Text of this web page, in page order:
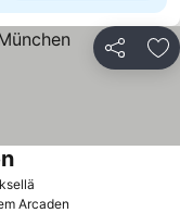
Jaa
Katso hinnat
Arcaden